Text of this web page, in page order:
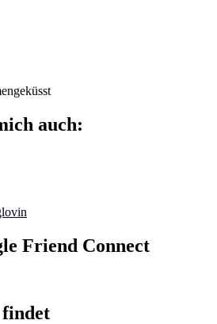
auch:
Friend Connect
findet